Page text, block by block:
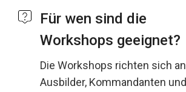
Für wen sind die
Workshops geeignet?
Die Workshops richten sich an
Ausbilder, Kommandanten und